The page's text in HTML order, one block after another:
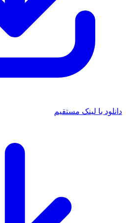
با لینک مستقیم